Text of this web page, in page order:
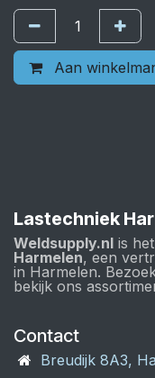
Aan
Lastechniek
Weldsupply.nl is
Harmelen, een
in Harmelen.
bekijk ons
Contact
Breudijk 8A3,